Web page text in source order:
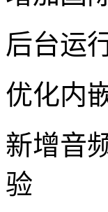
后台运
优化内
新增音
验